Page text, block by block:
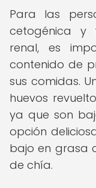
Para las
cetogénica y
renal, es
contenido de
sus comidas.
huevos
ya que son
opción
bajo en grasa
de chía.